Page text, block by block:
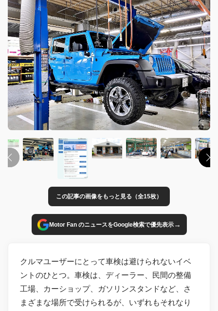
この記事の画像をもっと見る（全15枚）
Motor Fan のニュースをGoogle検索で優先表示→
クルマユーザーにとって車検は避けられないイベ
ントのひとつ。車検は、ディーラー、民間の整備
工場、カーショップ、ガソリンスタンドなど、さ
まざまな場所で受けられるが、いずれもそれなり